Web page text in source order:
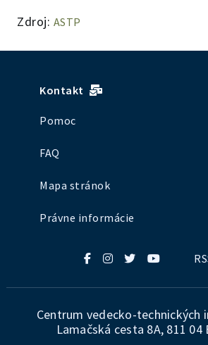
Zdroj: ASTP
Kontakt
Pomoc
FAQ
Mapa stránok
Právne informácie
Centrum vedecko-technických
Lamačská cesta 8A, 811 04